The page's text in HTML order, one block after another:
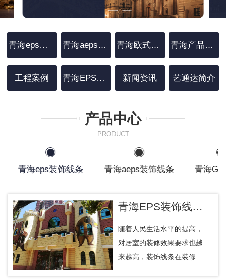
青海eps装饰线条 青海aeps装饰线条 青海欧式EPS 青海产品中心
工程案例 青海EPS罗马柱 新闻资讯 艺通达简介
产品中心
PRODUCT
青海eps装饰线条 青海aeps装饰线条 青海
青海EPS装饰线条的质量好坏如何判别？
随着人民生活水平的提高，
对居室的装修效果要求也越
来越高，装饰线条在装修中